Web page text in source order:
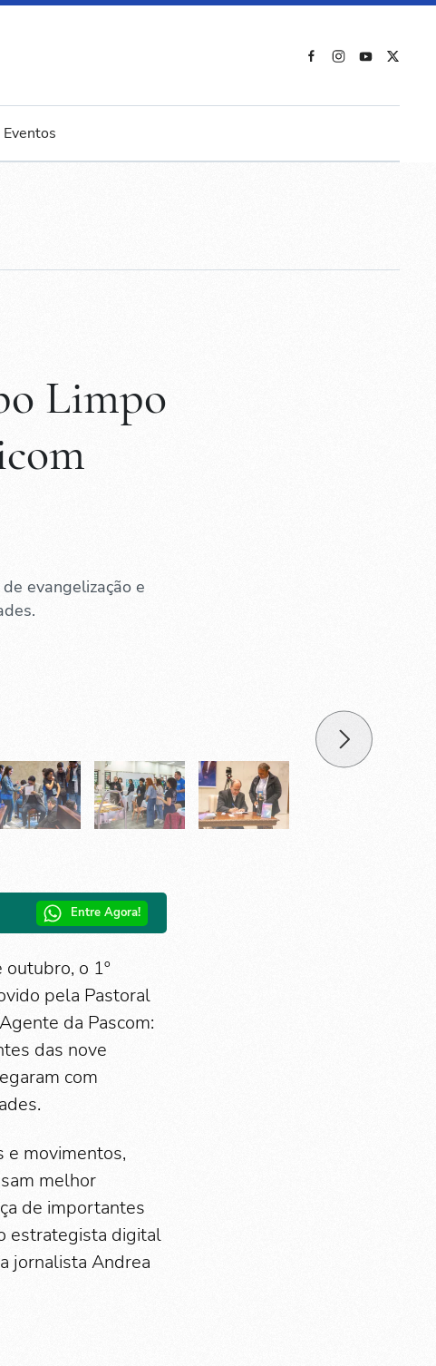
Eventos
Limpo
evangelização e
Entre Agora!
o 1º
pela Pastoral
da Pascom:
das nove
com
e movimentos,
melhor
de importantes
estrategista digital
jornalista Andrea